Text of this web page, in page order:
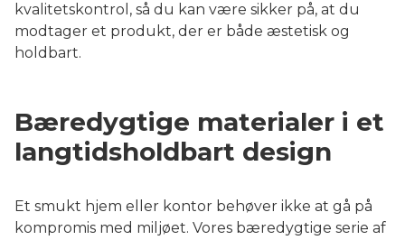
kvalitetskontrol, så du kan være sikker på, at du
modtager et produkt, der er både æstetisk og
holdbart.
Bæredygtige materialer i et
langtidsholdbart design
Et smukt hjem eller kontor behøver ikke at gå på
kompromis med miljøet. Vores bæredygtige serie af